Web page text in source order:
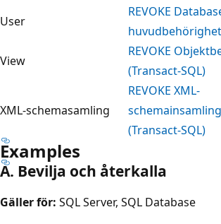
User
REVOKE
View
REVOKE
(Transact-SQL)
XML-schemasamling
REVOKE XML-
(Transact-SQL)
Examples
A. Bevilja och återkalla
Gäller för: SQL Server, SQL Database